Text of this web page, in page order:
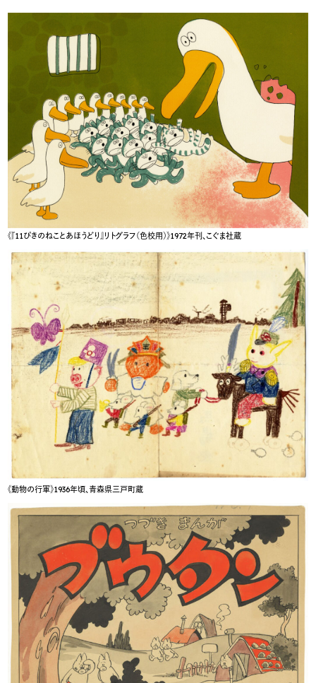
《『11ぴきのねことあほうどり』リトグラフ（色校用）》1972年刊、こぐま社蔵
《動物の行軍》1936年頃、青森県三戸町蔵